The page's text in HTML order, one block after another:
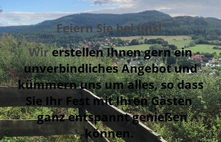
Feiern Sie bei uns!
Wirerstellen Ihnen gern ein
unverbindliches Angebot und
kümmern uns um alles, so dass
Sie Ihr Fest mit Ihren Gästen
ganz entspannt genießen
können.